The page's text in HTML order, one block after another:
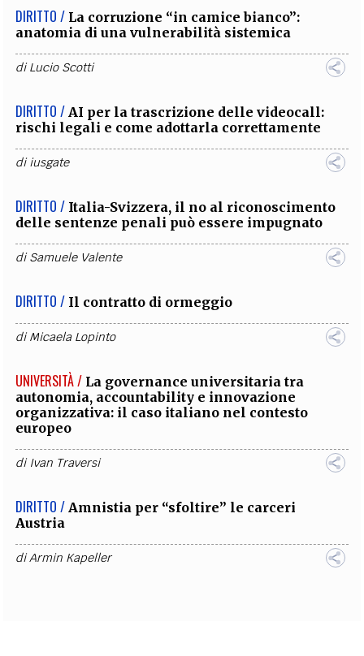
DIRITTO / La corruzione “in camice bianco”:
anatomia di una vulnerabilità sistemica
diLucio Scotti
DIRITTO / AI per la trascrizione delle videocall:
rischi legali e come adottarla correttamente
diiusgate
DIRITTO / Italia-Svizzera, il no al riconoscimento
delle sentenze penali può essere impugnato
diSamuele Valente
DIRITTO / Il contratto di ormeggio
diMicaela Lopinto
UNIVERSITÀ / La governance universitaria tra
autonomia, accountability e innovazione
organizzativa: il caso italiano nel contesto
europeo
di Ivan Traversi
DIRITTO / Amnistia per “sfoltire” le carceri
Austria
diArmin Kapeller